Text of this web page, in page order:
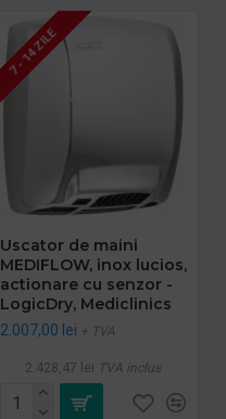
7 - 14 ZILE
Uscator de maini
MEDIFLOW, inox lucios,
actionare cu senzor -
LogicDry, Mediclinics
2.007,00 lei + TVA
2.428,47 lei TVA inclus